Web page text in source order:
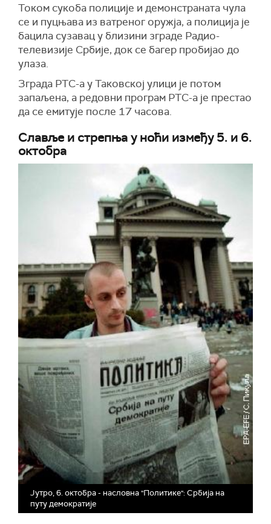
Током сукоба полиције и демонстраната чула
се и пуцњава из ватреног оружја, а полиција је
бацила сузавац у близини зграде Радио-
телевизије Србије, док се багер пробијао до
улаза.
Зграда РТС-а у Таковској улици је потом
запаљена, а редовни програм РТС-а је престао
да се емитује после 17 часова.
Славље и стрепња у ноћи између 5. и 6.
октобра
Јутро, 6. октобра - насловна "Политике": Србија на
путу демократије